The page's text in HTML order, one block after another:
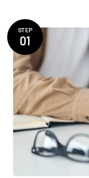
STEP
01